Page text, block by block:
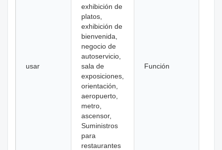
usar
exhibición de
platos,
exhibición de
bienvenida,
negocio de
autoservicio,
sala de
exposiciones,
orientación,
aeropuerto,
metro,
ascensor,
Suministros
para
restaurantes
Función